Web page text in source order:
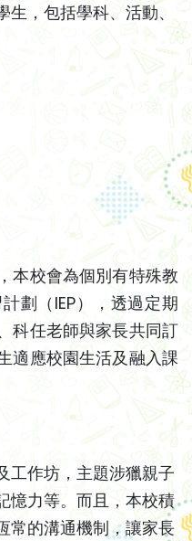
，包括學科、活動、
本校會為個別有特殊教
劃（IEP），透過定期
科任老師與家長共同訂
適應校園生活及融入課
工作坊，主題涉獵親子
憶力等。而且，本校積
常的溝通機制，讓家長